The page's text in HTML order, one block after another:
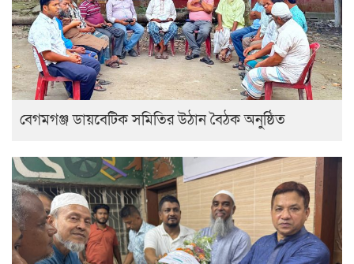
বেগমগঞ্জ ডায়বেটিক সমিতির উঠান বৈঠক অনুষ্ঠিত